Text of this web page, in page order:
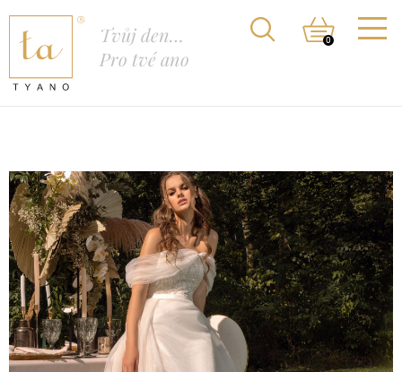
Tvůj den…
Pro tvé ano
0